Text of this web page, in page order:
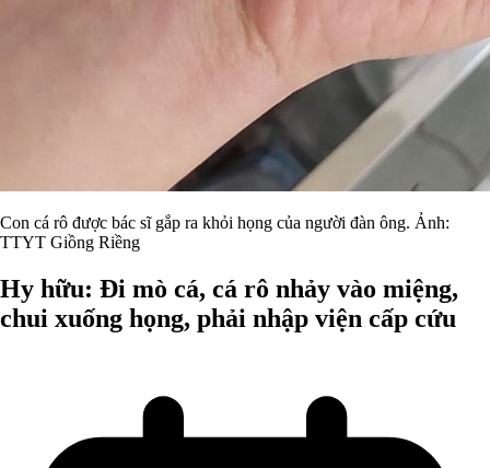
Con cá rô được bác sĩ gắp ra khỏi họng của người đàn ông. Ảnh:
TTYT Giồng Riềng
Hy hữu: Đi mò cá, cá rô nhảy vào miệng,
chui xuống họng, phải nhập viện cấp cứu